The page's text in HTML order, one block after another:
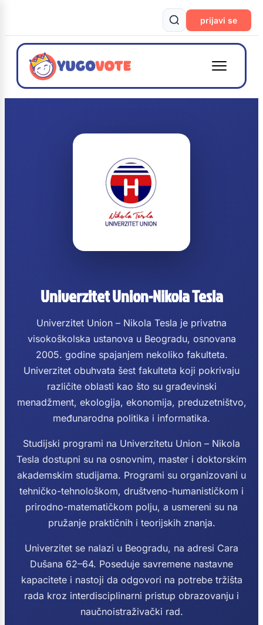
prijavi se
Univerzitet Union-Nikola Tesla
Univerzitet Union – Nikola Tesla je privatna
visokoškolska ustanova u Beogradu, osnovana
2005. godine spajanjem nekoliko fakulteta.
Univerzitet obuhvata šest fakulteta koji pokrivaju
različite oblasti kao što su građevinski
menadžment, ekologija, ekonomija, preduzetništvo,
međunarodna politika i informatika.
Studijski programi na Univerzitetu Union – Nikola
Tesla dostupni su na osnovnim, master i doktorskim
akademskim studijama. Programi su organizovani u
tehničko-tehnološkom, društveno-humanističkom i
prirodno-matematičkom polju, a usmereni su na
pružanje praktičnih i teorijskih znanja.
Univerzitet se nalazi u Beogradu, na adresi Cara
Dušana 62–64. Poseduje savremene nastavne
kapacitete i nastoji da odgovori na potrebe tržišta
rada kroz interdisciplinarni pristup obrazovanju i
naučnoistraživački rad.